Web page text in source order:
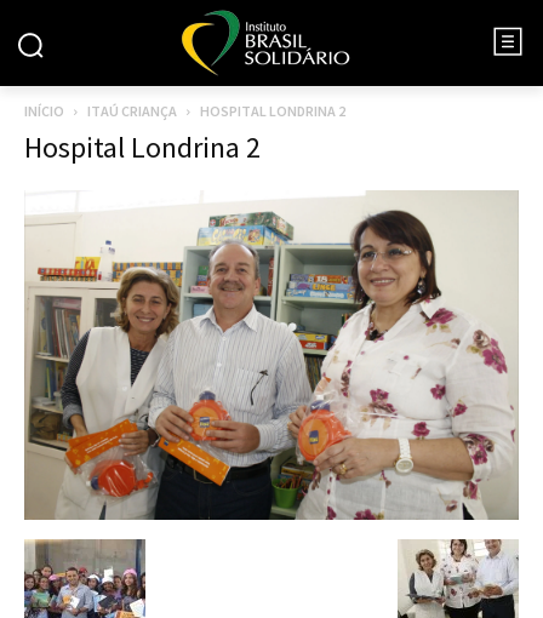
INÍCIO ITAÚ CRIANÇA HOSPITAL LONDRINA 2
Hospital Londrina 2